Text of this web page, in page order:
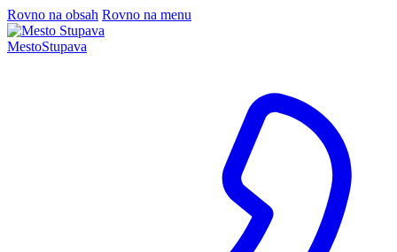
Rovno na obsah Rovno na menu
MestoStupava